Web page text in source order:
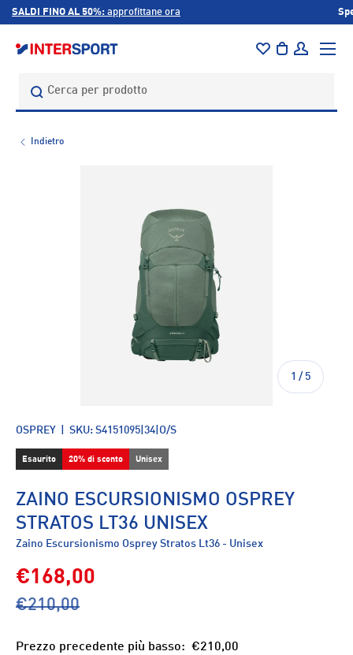
Spedizione gratuita per acquisti superiori a 59€
Cerca
BorsaAccedi
Menu
Indietro
1 / di
5
OSPREY SKU: S4151095|34|O/S
Esaurito 20% di sconto Unisex
ZAINO ESCURSIONISMO OSPREY
STRATOS LT36 UNISEX
Zaino Escursionismo Osprey Stratos Lt36 - Unisex
€168,00
€210,00
Prezzo precedente più basso: €210,00